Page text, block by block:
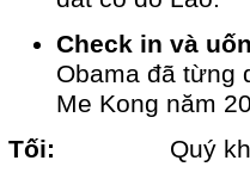
Check in và
Obama đã từng
Me Kong năm
Tối: Quý